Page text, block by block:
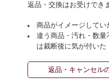
返品・交換はお受けでき
商品がイメージして
違う商品・汚れ・数量
は裁断後に気が付いた
返品・キャンセル